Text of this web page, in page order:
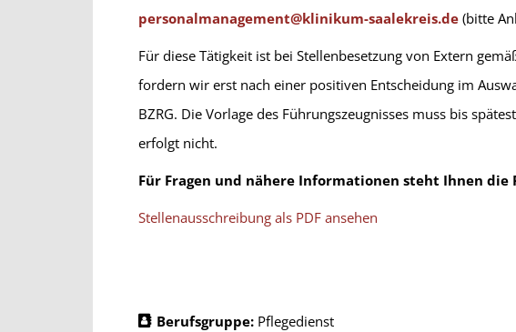
personalmanagement@klinikum-saalekreis.de(bitte
Für diese Tätigkeit ist bei Stellenbesetzung von Extern
fordern wir erst nach einer positiven Entscheidung im
BZRG. Die Vorlage des Führungszeugnisses muss bis
erfolgt nicht.
Für Fragen und nähere Informationen steht Ihnen die
Stellenausschreibung als PDF ansehen
Berufsgruppe: Pflegedienst